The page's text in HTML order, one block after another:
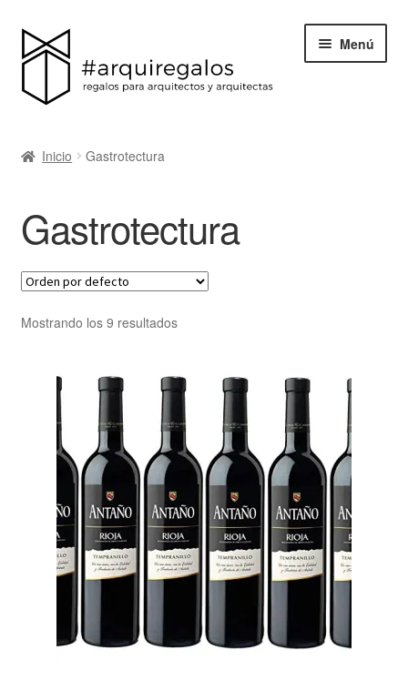
Menú
BLACK FRIDAY
Blog
Acerca de ArquiRegalos
Contacta
Inicio Gastrotectura
Gastrotectura
Mostrando los 9 resultados